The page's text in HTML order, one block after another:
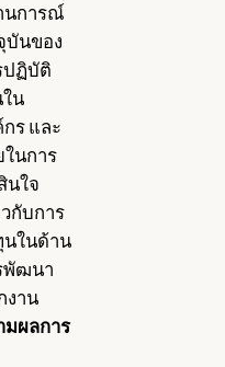
นการณ์
บันของ
ปฏิบัติ
ใน
กร และ
ในการ
นใจ
กับการ
นในด้าน
พัฒนา
งาน
มผลการ